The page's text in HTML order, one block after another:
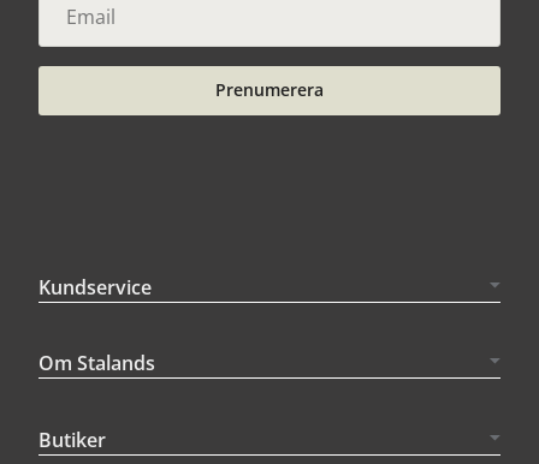
Prenumerera
Kundservice
Om Stalands
Butiker